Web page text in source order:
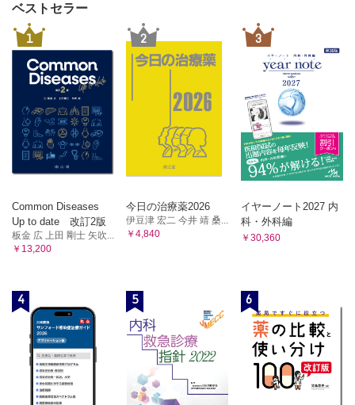
ベストセラー
1
Common Diseases
Up to date 改訂2版
板金 広 上田 剛士 矢吹...
￥13,200
2
今日の治療薬2026
伊豆津 宏二 今井 靖 桑...
￥4,840
3
イヤーノート2027 内
科・外科編
￥30,360
4 5 6